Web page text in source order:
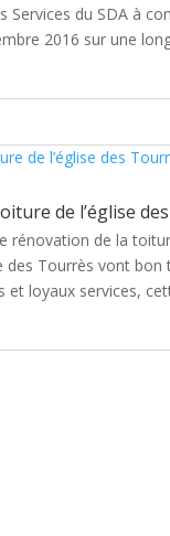
Services du SDA à
2016 sur une
de l’église
rénovation de la
des Tourrès vont bon
et loyaux services,